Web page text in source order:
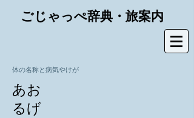
ごじゃっぺ辞典・旅案内
体の名称と病気やけが
あお
るげ